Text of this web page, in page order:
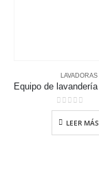
LAVADORAS
0out of 5
LEER MÁS